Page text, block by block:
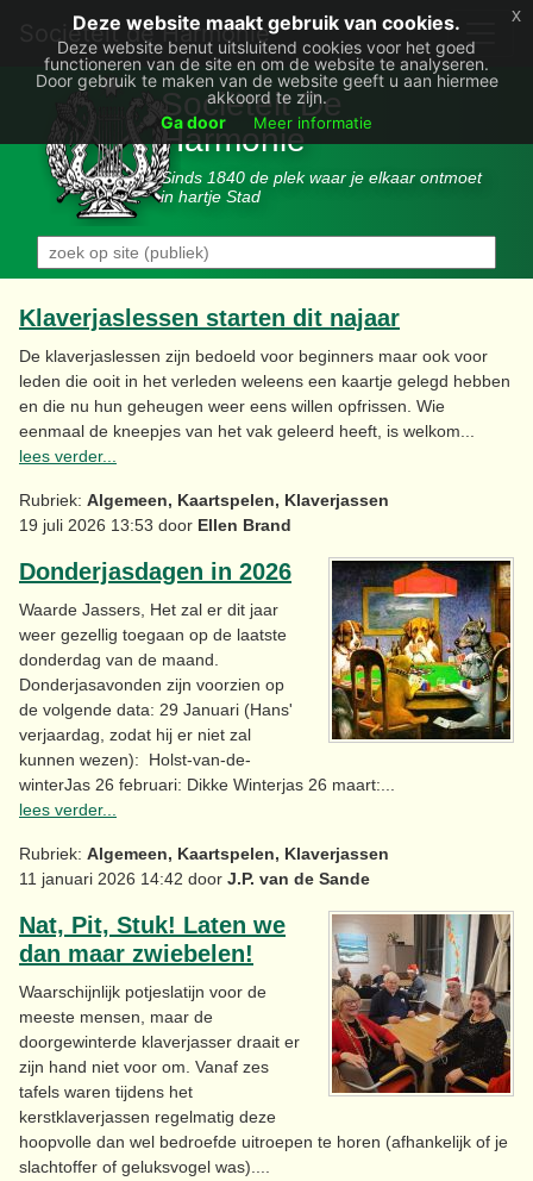
Deze website maakt gebruik van cookies.
Deze website benut uitsluitend cookies voor het goed
functioneren van de site en om de website te analyseren.
Door gebruik te maken van de website geeft u aan hiermee
akkoord te zijn.
Ga door
Meer informatie
x
Societëit de Harmonie
Sociëteit De
Harmonie
Sinds 1840 de plek waar je elkaar ontmoet
in hartje Stad
Klaverjaslessen starten dit najaar
De klaverjaslessen zijn bedoeld voor beginners maar ook voor
leden die ooit in het verleden weleens een kaartje gelegd hebben
en die nu hun geheugen weer eens willen opfrissen. Wie
eenmaal de kneepjes van het vak geleerd heeft, is welkom...
lees verder...
Rubriek: Algemeen, Kaartspelen, Klaverjassen
19 juli 2026 13:53 door Ellen Brand
Donderjasdagen in 2026
Waarde Jassers, Het zal er dit jaar
weer gezellig toegaan op de laatste
donderdag van de maand.
Donderjasavonden zijn voorzien op
de volgende data: 29 Januari (Hans'
verjaardag, zodat hij er niet zal
kunnen wezen): Holst-van-de-
winterJas 26 februari: Dikke Winterjas 26 maart:...
lees verder...
Rubriek: Algemeen, Kaartspelen, Klaverjassen
11 januari 2026 14:42 door J.P. van de Sande
Nat, Pit, Stuk! Laten we
dan maar zwiebelen!
Waarschijnlijk potjeslatijn voor de
meeste mensen, maar de
doorgewinterde klaverjasser draait er
zijn hand niet voor om. Vanaf zes
tafels waren tijdens het
kerstklaverjassen regelmatig deze
hoopvolle dan wel bedroefde uitroepen te horen (afhankelijk of je
slachtoffer of geluksvogel was)....